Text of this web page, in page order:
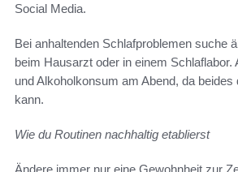
Social Media.
Bei anhaltenden Schlafproblemen suche
beim Hausarzt oder in einem Schlaflabor.
und Alkoholkonsum am Abend, da beides
kann.
Wie du Routinen nachhaltig etablierst
Ändere immer nur eine Gewohnheit zur